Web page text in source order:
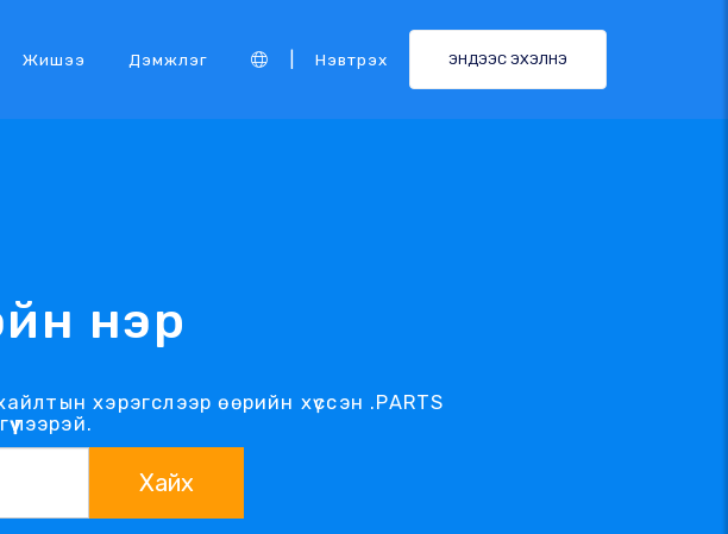
Жишээ Дэмжлэг Нэвтрэх ЭНДЭЭС ЭХЭЛНЭ
нэр
хэрэгслээр өөрийн хүссэн .PARTS
Хайх